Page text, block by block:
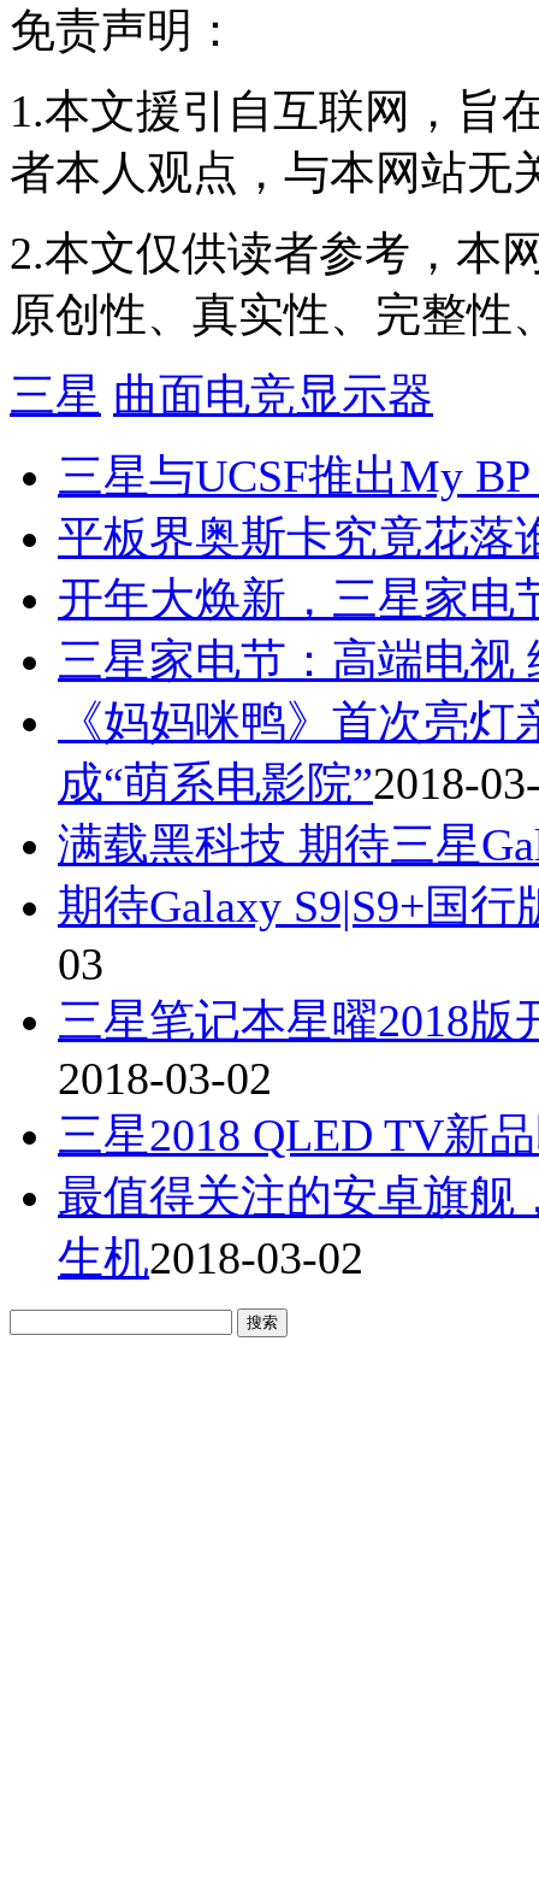
免责声明：
1.本文援引自互联网，旨
者本人观点，与本网站无
2.本文仅供读者参考，本
原创性、真实性、完整性
三星 曲面电竞显示器
三星与UCSF推出My
平板界奥斯卡究竟花落
开年大焕新，三星家电
三星家电节：高端电视
《妈妈咪鸭》首次亮
成“萌系电影院”2018-
满载黑科技 期待三星
期待Galaxy S9|S9+国
03
三星笔记本星曜2018
2018-03-02
三星2018 QLED TV新
最值得关注的安卓旗舰
生机2018-03-02